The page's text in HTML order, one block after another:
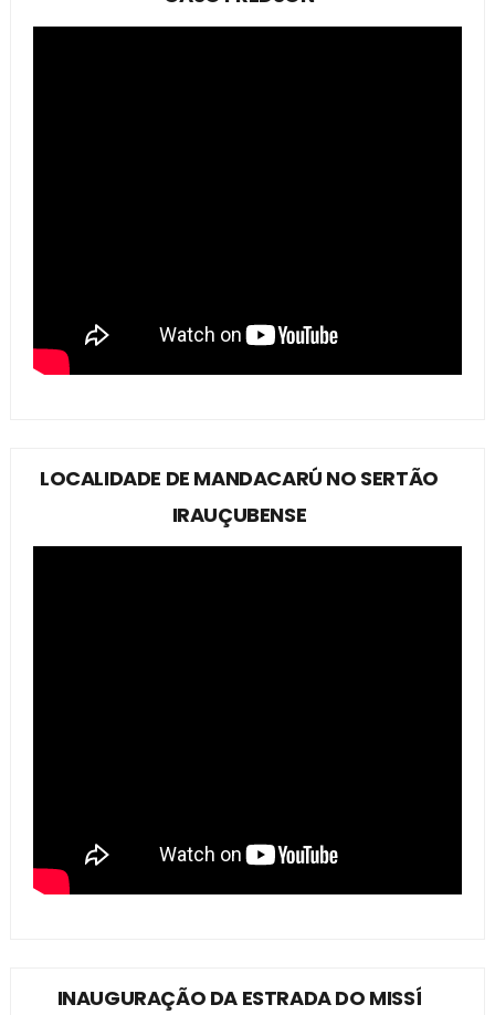
LOCALIDADE DE MANDACARÚ NO SERTÃO
IRAUÇUBENSE
INAUGURAÇÃO DA ESTRADA DO MISSÍ